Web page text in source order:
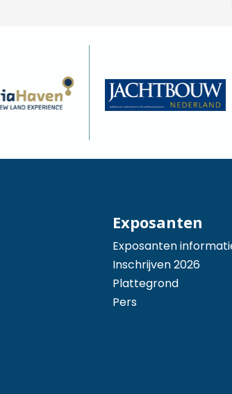
Exposanten
Exposanten
Inschrijven 2026
Plattegrond
Pers